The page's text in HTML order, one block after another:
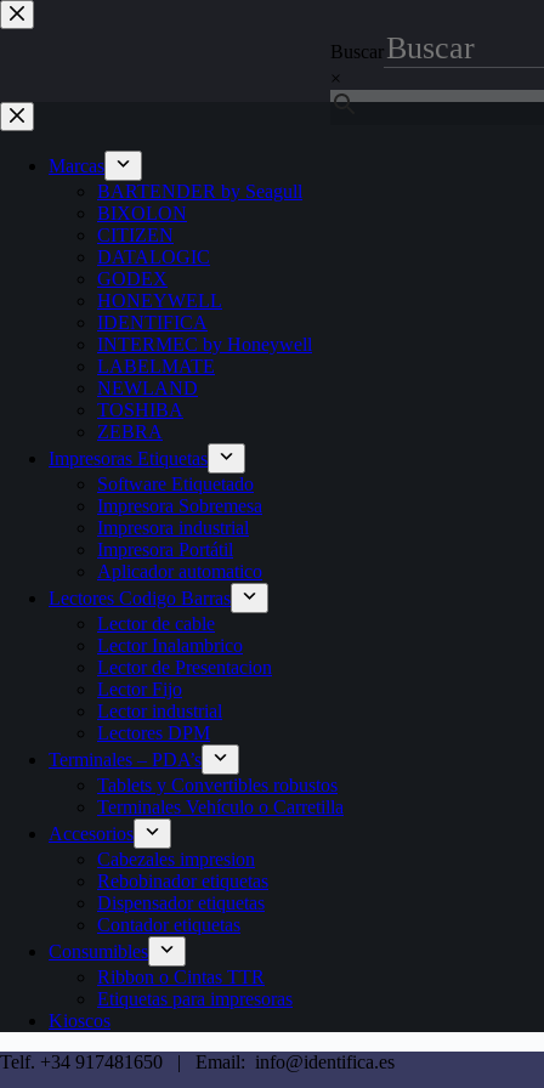
Saltar
al
Buscar
×
Marcas
BARTENDER by Seagull
BIXOLON
CITIZEN
DATALOGIC
GODEX
HONEYWELL
IDENTIFICA
INTERMEC by Honeywell
LABELMATE
NEWLAND
TOSHIBA
ZEBRA
Impresoras Etiquetas
Software Etiquetado
Impresora Sobremesa
Impresora industrial
Impresora Portátil
Aplicador automatico
Lectores Codigo Barras
Lector de cable
Lector Inalambrico
Lector de Presentacion
Lector Fijo
Lector industrial
Lectores DPM
Terminales – PDA’s
Tablets y Convertibles robustos
Terminales Vehículo o Carretilla
Accesorios
Cabezales impresion
Rebobinador etiquetas
Dispensador etiquetas
Contador etiquetas
Consumibles
Ribbon o Cintas TTR
Etiquetas para impresoras
Kioscos
Telf. +34 917481650 | Email: info@identifica.es